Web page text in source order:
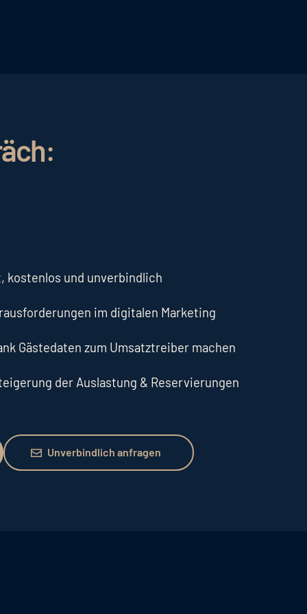
kostenlos und unverbindlich
im digitalen Marketing
Gästedaten zum Umsatztreiber machen
der Auslastung & Reservierungen
Unverbindlich anfragen
Unverbindlich anfragen